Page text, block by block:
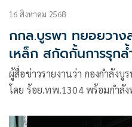
16 สิงหาคม 2568
กกล.บูรพา ทยอยวาง
เหล็ก สกัดกั้นการรุกล้
ผู้สื่อข่าวรายงานว่า กองกำลัง
โดย ร้อย.ทพ.1304 พร้อมกำลั